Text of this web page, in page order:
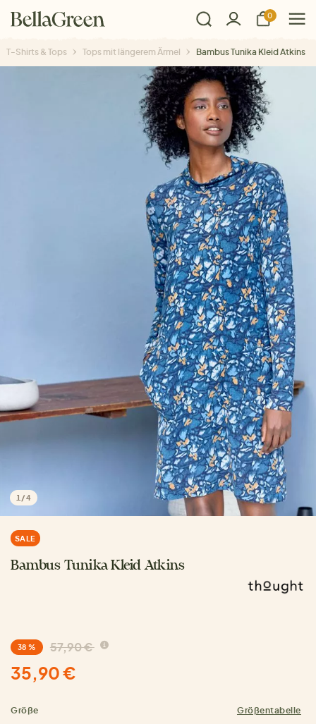
0
T-Shirts & Tops Tops mit längerem Ärmel Bambus Tunika Kleid Atkins
1 /4
SALE
Bambus Tunika Kleid Atkins
38 % 57,90 €
35,90 €
Größe Größentabelle